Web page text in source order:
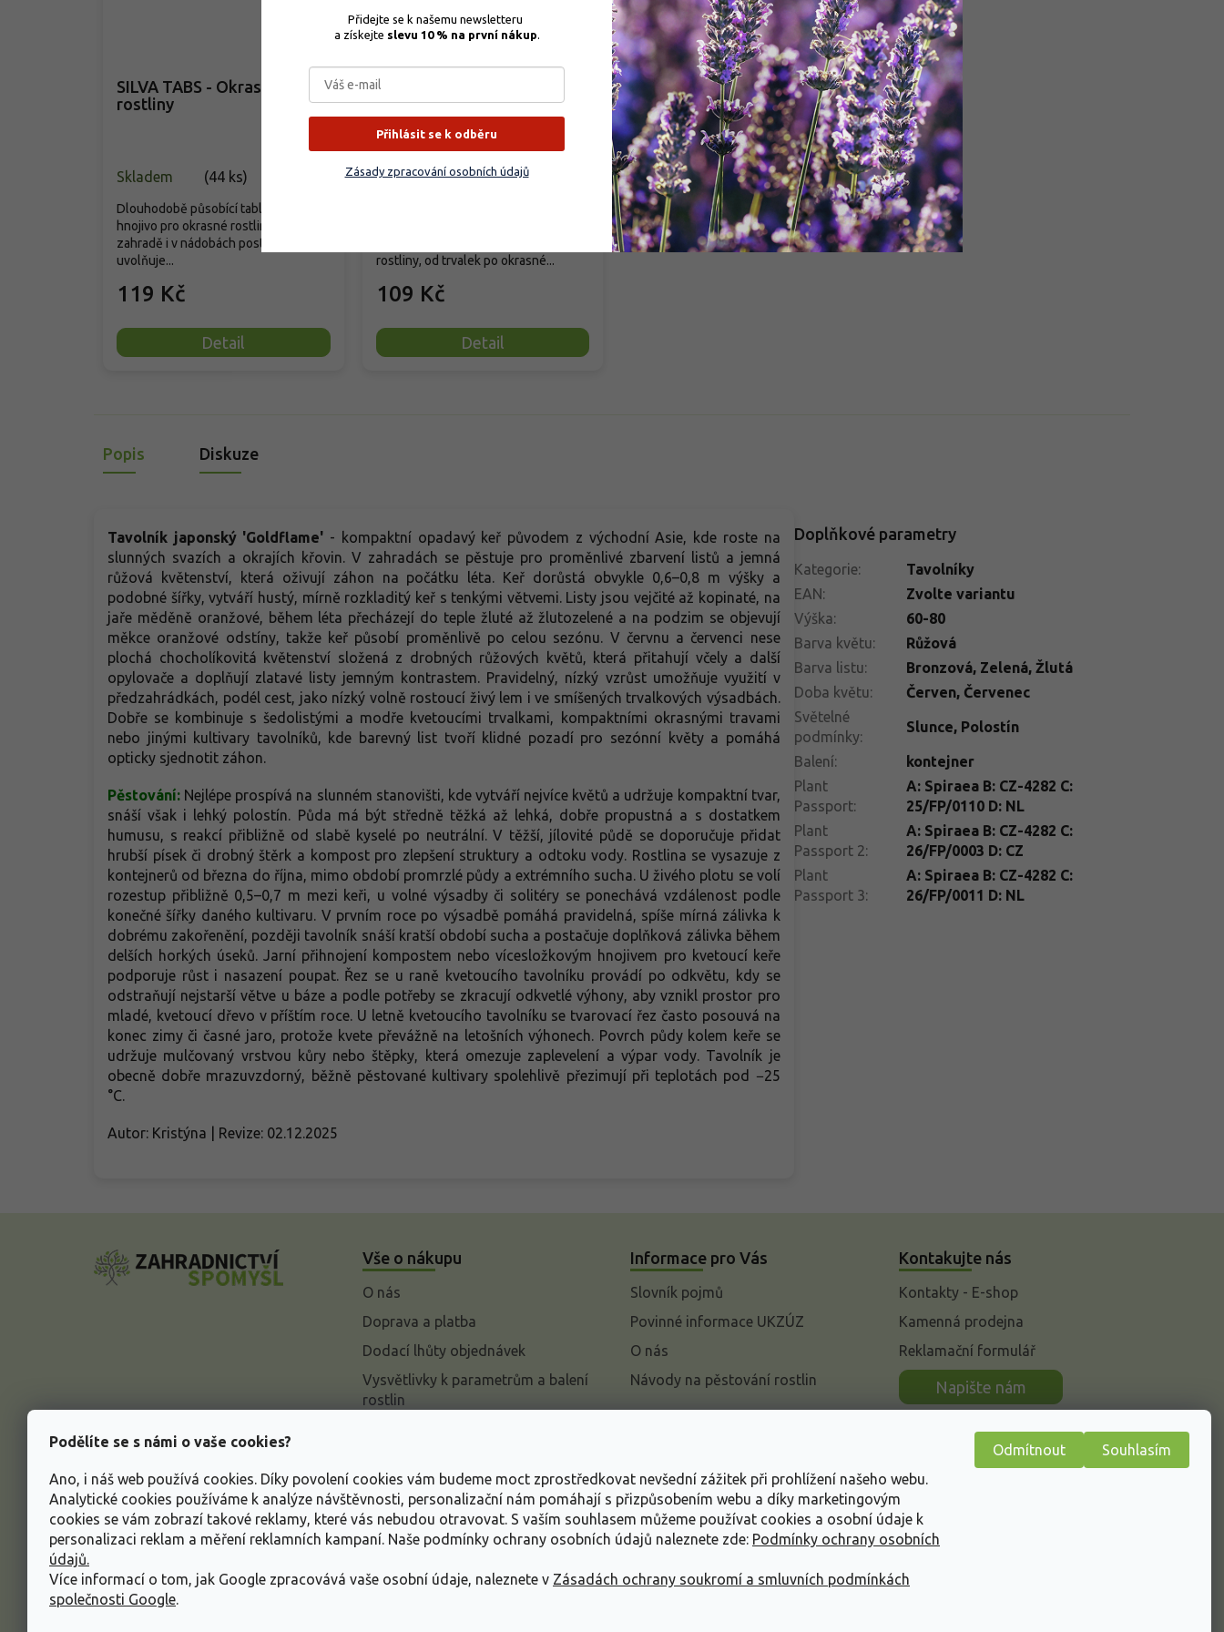
Podělíte se s námi o vaše cookies?
Ano, i náš web používá cookies. Díky povolení cookies vám budeme moct zprostředkovat nevšední zážitek při prohlížení našeho webu.
Analytické cookies používáme k analýze návštěvnosti, personalizační nám pomáhají s přizpůsobením webu a díky marketingovým
cookies se vám zobrazí takové reklamy, které vás nebudou otravovat. S vaším souhlasem můžeme používat cookies a osobní údaje k
personalizaci reklam a měření reklamních kampaní. Naše podmínky ochrany osobních údajů naleznete zde: Podmínky ochrany osobních
údajů.
Více informací o tom, jak Google zpracovává vaše osobní údaje, naleznete v Zásadách ochrany soukromí a smluvních podmínkách
společnosti Google.
Odmítnout Souhlasím
SILVA TABS - Okrasné
rostliny
Skladem (44 ks)
119 Kč
Detail
Dlouhodobě působící tabletové
hnojivo pro okrasné rostliny v
zahradě i v nádobách postupně
uvolňuje...
Agrobio Trumf pro okrasné
rostliny
Vyprodáno
109 Kč
Detail
rostliny, od trvalek po okrasné...
Popis Diskuze
Tavolník japonský 'Goldflame' - kompaktní opadavý keř původem z východní Asie, kde roste na
slunných svazích a okrajích křovin. V zahradách se pěstuje pro proměnlivé zbarvení listů a jemná
růžová květenství, která oživují záhon na počátku léta. Keř dorůstá obvykle 0,6–0,8 m výšky a
podobné šířky, vytváří hustý, mírně rozkladitý keř s tenkými větvemi. Listy jsou vejčité až kopinaté, na
jaře měděně oranžové, během léta přecházejí do teple žluté až žlutozelené a na podzim se objevují
měkce oranžové odstíny, takže keř působí proměnlivě po celou sezónu. V červnu a červenci nese
plochá chocholíkovitá květenství složená z drobných růžových květů, která přitahují včely a další
opylovače a doplňují zlatavé listy jemným kontrastem. Pravidelný, nízký vzrůst umožňuje využití v
předzahrádkách, podél cest, jako nízký volně rostoucí živý lem i ve smíšených trvalkových výsadbách.
Dobře se kombinuje s šedolistými a modře kvetoucími trvalkami, kompaktními okrasnými travami
nebo jinými kultivary tavolníků, kde barevný list tvoří klidné pozadí pro sezónní květy a pomáhá
opticky sjednotit záhon.
Pěstování: Nejlépe prospívá na slunném stanovišti, kde vytváří nejvíce květů a udržuje kompaktní tvar,
snáší však i lehký polostín. Půda má být středně těžká až lehká, dobře propustná a s dostatkem
humusu, s reakcí přibližně od slabě kyselé po neutrální. V těžší, jílovité půdě se doporučuje přidat
hrubší písek či drobný štěrk a kompost pro zlepšení struktury a odtoku vody. Rostlina se vysazuje z
kontejnerů od března do října, mimo období promrzlé půdy a extrémního sucha. U živého plotu se volí
rozestup přibližně 0,5–0,7 m mezi keři, u volné výsadby či solitéry se ponechává vzdálenost podle
konečné šířky daného kultivaru. V prvním roce po výsadbě pomáhá pravidelná, spíše mírná zálivka k
dobrému zakořenění, později tavolník snáší kratší období sucha a postačuje doplňková zálivka během
delších horkých úseků. Jarní přihnojení kompostem nebo vícesložkovým hnojivem pro kvetoucí keře
podporuje růst i nasazení poupat. Řez se u raně kvetoucího tavolníku provádí po odkvětu, kdy se
odstraňují nejstarší větve u báze a podle potřeby se zkracují odkvetlé výhony, aby vznikl prostor pro
mladé, kvetoucí dřevo v příštím roce. U letně kvetoucího tavolníku se tvarovací řez často posouvá na
konec zimy či časné jaro, protože kvete převážně na letošních výhonech. Povrch půdy kolem keře se
udržuje mulčovaný vrstvou kůry nebo štěpky, která omezuje zaplevelení a výpar vody. Tavolník je
obecně dobře mrazuvzdorný, běžně pěstované kultivary spolehlivě přezimují při teplotách pod −25
°C.
Autor: Kristýna | Revize: 02.12.2025
Doplňkové parametry
Kategorie:
Tavolníky
EAN:
Zvolte variantu
Výška:
60-80
Barva květu:
Růžová
Barva listu:
Bronzová, Zelená, Žlutá
Doba květu: Červen, Červenec
Světelné
podmínky:
Slunce, Polostín
Balení:
kontejner
Plant
Passport:
A: Spiraea B: CZ-4282 C:
25/FP/0110 D: NL
Plant
Passport 2:
A: Spiraea B: CZ-4282 C:
26/FP/0003 D: CZ
Plant
Passport 3:
A: Spiraea B: CZ-4282 C:
26/FP/0011 D: NL
Vše o nákupu
O nás
Doprava a platba
Dodací lhůty objednávek
Vysvětlivky k parametrům a balení
rostlin
Informace o ochraně osobních
údajů
Obchodní podmínky
Informace pro Vás
Slovník pojmů
Povinné informace UKZÚZ
O nás
Návody na pěstování rostlin
Kontakujte nás
Kontakty - E-shop
Kamenná prodejna
Reklamační formulář
Napište nám
Přidejte se k našemu newsletteru
a získejte slevu 10 % na první nákup.
Přihlásit se k odběru
Zásady zpracování osobních údajů